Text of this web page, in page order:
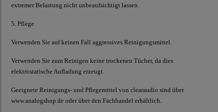
extremer Belastung nicht unbeaufsichtigt lassen.
5. Pflege
Verwenden Sie auf keinen Fall aggressives Reinigungsmittel.
Verwenden Sie zum Reinigen keine trockenen Tücher, da dies
elektrostatische Aufladung erzeugt.
Geeignete Reinigungs- und Pflegemittel von clearaudio sind über
www.analogshop.de oder über den Fachhandel erhältlich.